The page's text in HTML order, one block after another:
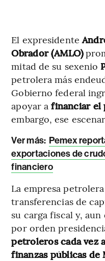
El expresidente
Obrador (AMLO)
mitad de su sexenio
petrolera más
Gobierno federal
apoyar afinanciar el
embargo, ese
Ver más: Pemex
exportaciones de
financiero
La empresa
transferencias de
su carga fiscal y,
por orden
petroleros cada vez
finanzas públicas de